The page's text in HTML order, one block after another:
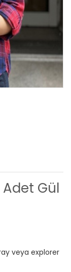
Adet Gül
veya explorer